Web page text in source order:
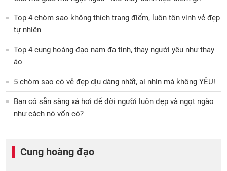
Top 4 chòm sao không thích trang điểm, luôn tôn vinh vẻ đẹp
tự nhiên
Top 4 cung hoàng đạo nam đa tình, thay người yêu như thay
áo
5 chòm sao có vẻ đẹp dịu dàng nhất, ai nhìn mà không YÊU!
Bạn có sẵn sàng xả hơi để đời người luôn đẹp và ngọt ngào
như cách nó vốn có?
Cung hoàng đạo